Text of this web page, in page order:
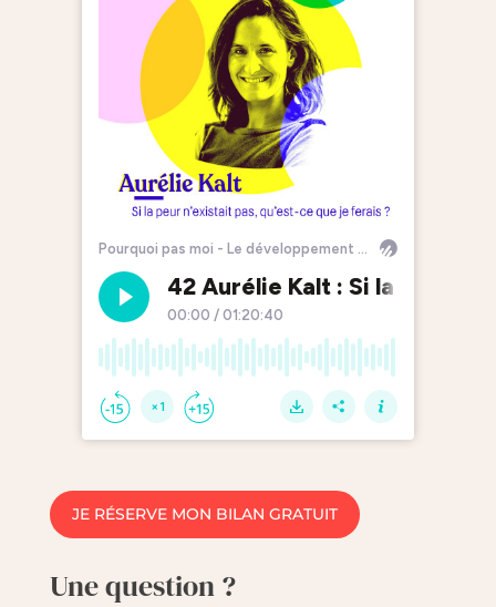
JE RÉSERVE MON BILAN GRATUIT
Une question ?